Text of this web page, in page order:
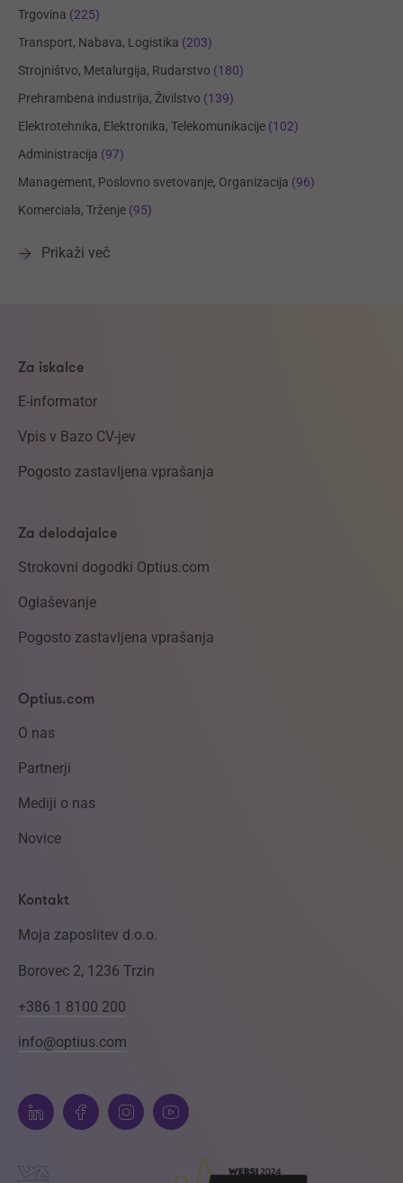
Trgovina (225)
Transport, Nabava, Logistika (203)
Strojništvo, Metalurgija, Rudarstvo (180)
Prehrambena industrija, Živilstvo (139)
Elektrotehnika, Elektronika, Telekomunikacije (102)
Administracija (97)
Management, Poslovno svetovanje, Organizacija (96)
Komerciala, Trženje (95)
Prikaži več
Za iskalce
E-informator
Vpis v Bazo CV-jev
Pogosto zastavljena vprašanja
Za delodajalce
Strokovni dogodki Optius.com
Oglaševanje
Pogosto zastavljena vprašanja
Optius.com
O nas
Partnerji
Mediji o nas
Novice
Kontakt
Moja zaposlitev d.o.o.
Borovec 2, 1236 Trzin
+386 1 8100 200
info@optius.com